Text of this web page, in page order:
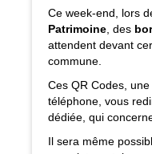
Ce week-end, lors
Patrimoine , des
attendent devant
commune.
Ces QR Codes,
téléphone, vous
dédiée, qui
Il sera même